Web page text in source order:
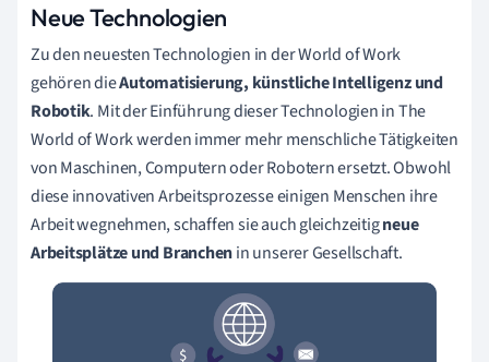
Neue Technologien
Zu den neuesten Technologien in der World of Work
gehören dieAutomatisierung, künstliche Intelligenz und
Robotik. Mit der Einführung dieser Technologien in The
World of Work werden immer mehr menschliche Tätigkeiten
von Maschinen, Computern oder Robotern ersetzt. Obwohl
diese innovativen Arbeitsprozesse einigen Menschen ihre
Arbeit wegnehmen, schaffen sie auch gleichzeitigneue
Arbeitsplätze und Branchenin unserer Gesellschaft.